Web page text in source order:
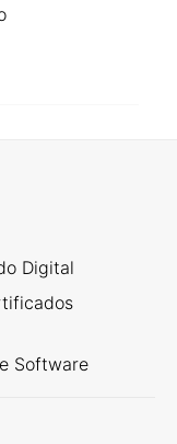
Digital
Software